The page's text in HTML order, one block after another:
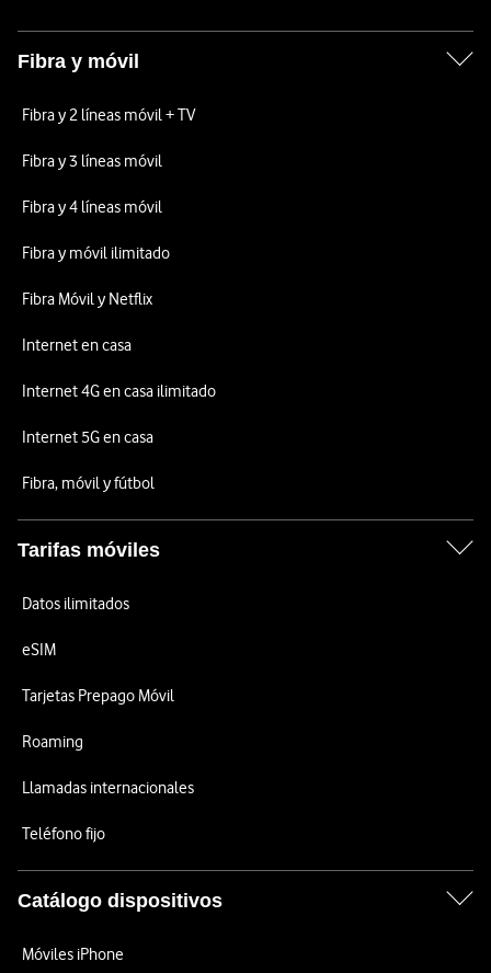
Fibra y móvil
Fibra y 2 líneas móvil + TV
Fibra y 3 líneas móvil
Fibra y 4 líneas móvil
Fibra y móvil ilimitado
Fibra Móvil y Netflix
Internet en casa
Internet 4G en casa ilimitado
Internet 5G en casa
Fibra, móvil y fútbol
Tarifas móviles
Datos ilimitados
eSIM
Tarjetas Prepago Móvil
Roaming
Llamadas internacionales
Teléfono fijo
Catálogo dispositivos
Móviles iPhone